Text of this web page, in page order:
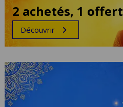
2 achetés, 1 offert
Découvrir